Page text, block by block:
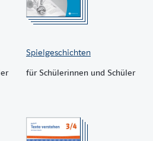
Spielgeschichten
für Schülerinnen und Schüler